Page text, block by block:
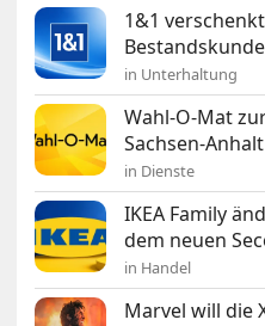
1&1
in Unterhaltung
Wahl-O-Mat
Sachsen-
in Dienste
IKEA Family
dem neuen
in Handel
Marvel will die